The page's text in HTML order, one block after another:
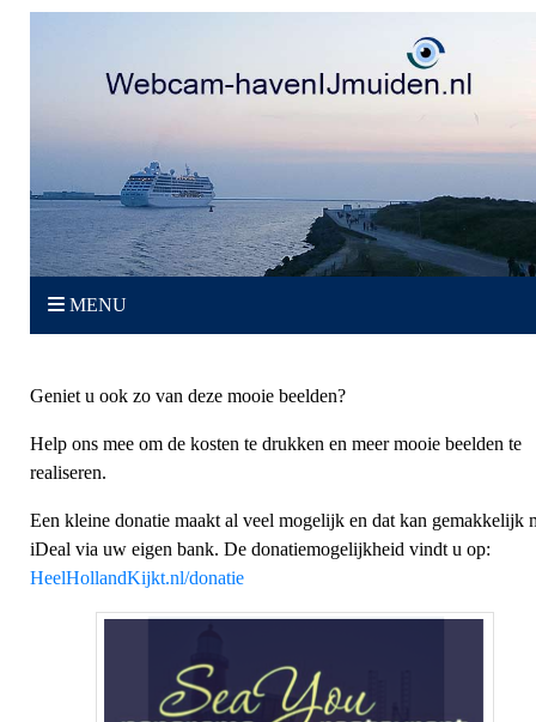
MENU
Geniet u ook zo van deze mooie beelden?
Help ons mee om de kosten te drukken en meer mooie beelden te
realiseren.
Een kleine donatie maakt al veel mogelijk en dat kan gemakkelijk
iDeal via uw eigen bank. De donatiemogelijkheid vindt u op:
HeelHollandKijkt.nl/donatie